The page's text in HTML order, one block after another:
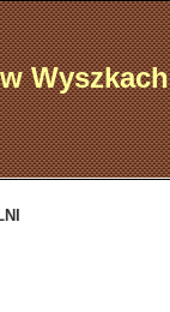
Wyszkach